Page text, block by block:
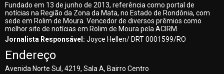
Fundado em 13 de junho de 2013, referência como portal de
notícias na Região da Zona da Mata, no Estado de Rondônia, com
sede em Rolim de Moura. Vencedor de diversos prêmios como
melhor site de notícias em Rolim de Moura pela ACIRM.
Jornalista Responsável: Joyce Hellen/ DRT 0001599/RO
Endereço
Avenida Norte Sul, 4219, Sala A, Bairro Centro